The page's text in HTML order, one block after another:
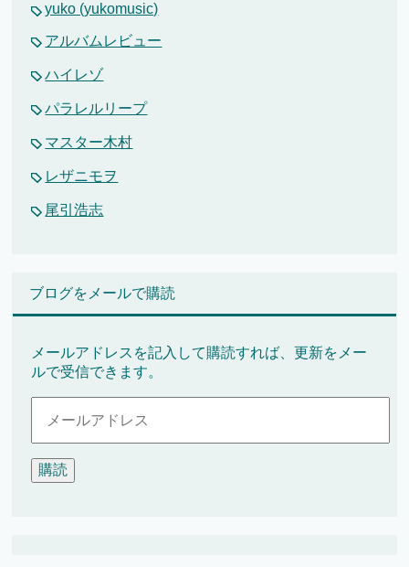
yuko (yukomusic)
アルバムレビュー
ハイレゾ
パラレルリープ
マスター木村
レザニモヲ
尾引浩志
ブログをメールで購読
メールアドレスを記入して購読すれば、更新をメー
ルで受信できます。
ル
ア
ド